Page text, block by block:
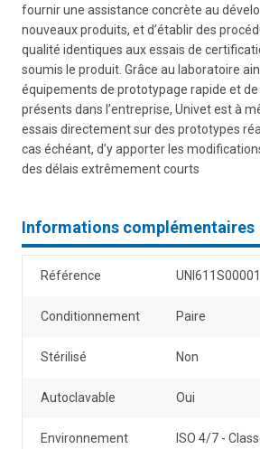
fournir une assistance concrète au
nouveaux produits, et d’établir des
qualité identiques aux essais de
soumis le produit. Grâce au laboratoire
équipements de prototypage rapide et
présents dans l’entreprise, Univet est à
essais directement sur des prototypes
cas échéant, d’y apporter les
des délais extrêmement courts
Informations complémentaires
Référence
Conditionnement Paire
Stérilisé Non
Autoclavable Oui
Environnement ISO 4/7 -